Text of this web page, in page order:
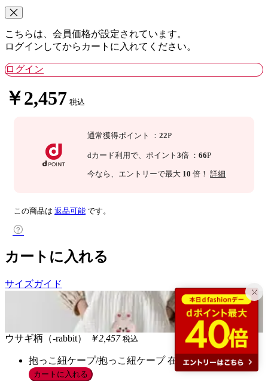
こちらは、会員価格が設定されています。
ログインしてからカートに入れてください。
ログイン
￥2,457 税込
通常獲得ポイント ：22P
dカード利用で、ポイント3倍 ：66P
今なら 、エントリーで最大 10 倍！詳細
この商品は 返品可能 です。
カートに入れる
サイズガイド
ウサギ柄（-rabbit） ￥2,457 税込
抱っこ紐ケープ/抱っこ紐ケープ 在庫あり
カートに入れる